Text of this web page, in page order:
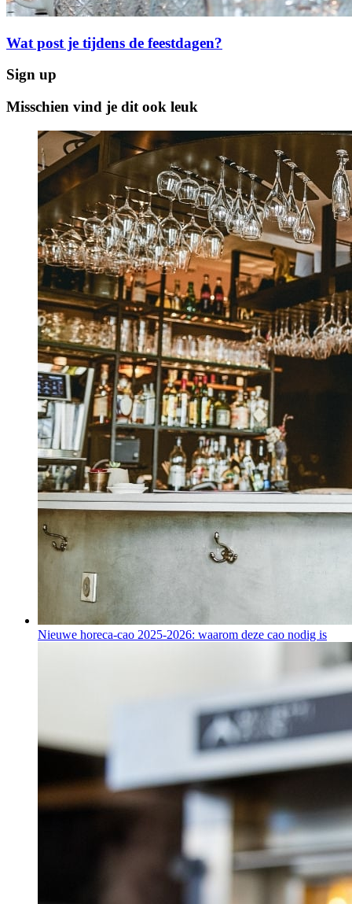
Wat post je tijdens de feestdagen?
Sign up
Misschien vind je dit ook leuk
Nieuwe horeca-cao 2025-2026: waarom deze cao nodig is